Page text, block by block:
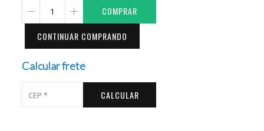
COMPRAR
CONTINUAR COMPRANDO
Calcular frete
CALCULAR